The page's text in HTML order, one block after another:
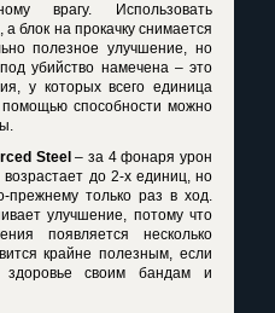
врагу. Использовать
блок на прокачку снимается
полезное улучшение, но
убийство намечена – это
у которых всего единица
способности можно
Steel– за 4 фонаря урон
до 2-х единиц, но
прежнему только раз в ход.
улучшение, потому что
появляется несколько
крайне полезным, если
здоровье своим бандам и